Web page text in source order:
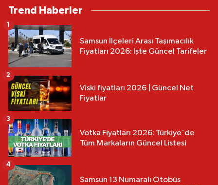
Trend Haberler
Samsun İlçeleri Arası Taşımacılık
Fiyatları 2026: İşte Güncel Tarifeler
1
Viski fiyatları 2026 | Güncel Net
Fiyatlar
2
Votka Fiyatları 2026: Türkiye'de
Tüm Markaların Güncel Listesi
3
Samsun 13 Numaralı Otobüs
4